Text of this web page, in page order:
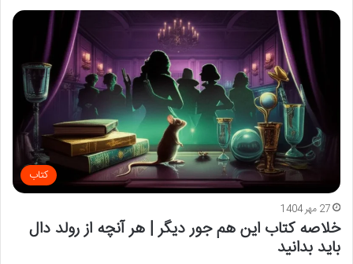
کتاب
27 مهر 1404
خلاصه کتاب این هم جور دیگر | هر آنچه از رولد دال
باید بدانید